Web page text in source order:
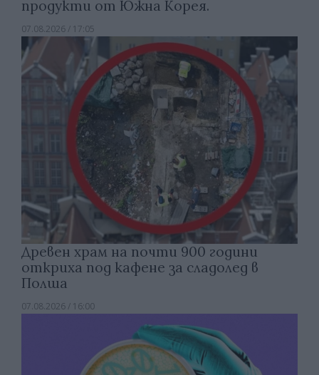
продукти от Южна Корея.
07.08.2026 / 17:05
Древен храм на почти 900 години
откриха под кафене за сладолед в
Полша
07.08.2026 / 16:00